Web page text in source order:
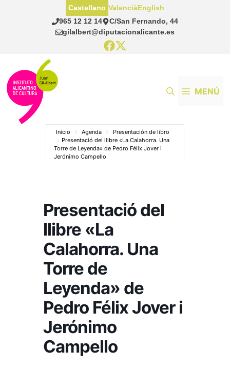
965 12 12 14
C/San Fernando, 44
gilalbert@diputacionalicante.es
Castellano ValenciàEnglish
MENÚ
Inicio Agenda
Presentación de libro
Presentació del llibre «La Calahorra. Una
Torre de Leyenda» de Pedro Félix Jover i
Jerónimo Campello
Presentació del
llibre «La
Calahorra. Una
Torre de
Leyenda» de
Pedro Félix Jover i
Jerónimo
Campello